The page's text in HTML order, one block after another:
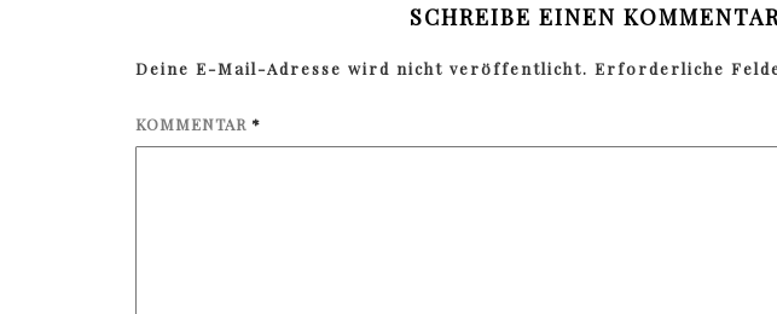
SCHREIBE EINEN
Deine E-Mail-Adresse wird nicht veröffentlicht. Erforderliche
KOMMENTAR *